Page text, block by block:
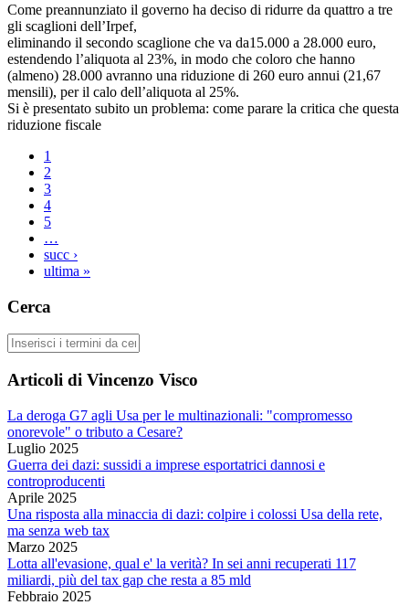
Come preannunziato il governo ha deciso di ridurre da quattro a tre
gli scaglioni dell’Irpef,
eliminando il secondo scaglione che va da15.000 a 28.000 euro,
estendendo l’aliquota al 23%, in modo che coloro che hanno
(almeno) 28.000 avranno una riduzione di 260 euro annui (21,67
mensili), per il calo dell’aliquota al 25%.
Si è presentato subito un problema: come parare la critica che questa
riduzione fiscale
Pagine
1
2
3
4
5
…
succ ›
ultima »
Cerca
Cerca
Articoli di Vincenzo Visco
La deroga G7 agli Usa per le multinazionali: "compromesso
onorevole" o tributo a Cesare?
Luglio 2025
Guerra dei dazi: sussidi a imprese esportatrici dannosi e
controproducenti
Aprile 2025
Una risposta alla minaccia di dazi: colpire i colossi Usa della rete,
ma senza web tax
Marzo 2025
Lotta all'evasione, qual e' la verità? In sei anni recuperati 117
miliardi, più del tax gap che resta a 85 mld
Febbraio 2025